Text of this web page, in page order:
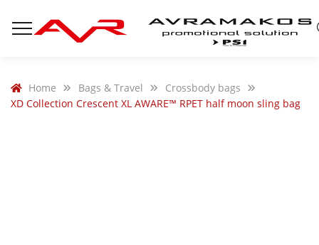
Home Bags & Travel
Crossbody bags
XD Collection Crescent XL AWARE™ RPET half moon sling bag